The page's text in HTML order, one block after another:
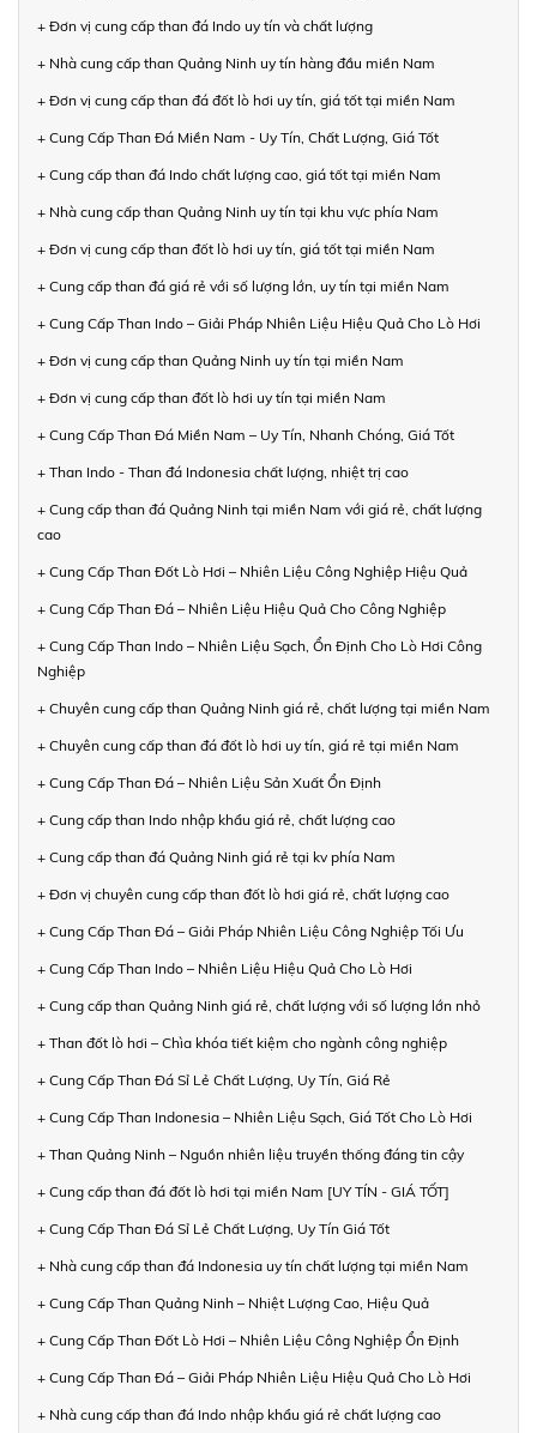
+ Đơn vị cung cấp than đá Indo uy tín và chất lượng
+ Nhà cung cấp than Quảng Ninh uy tín hàng đầu miền Nam
+ Đơn vị cung cấp than đá đốt lò hơi uy tín, giá tốt tại miền Nam
+ Cung Cấp Than Đá Miền Nam - Uy Tín, Chất Lượng, Giá Tốt
+ Cung cấp than đá Indo chất lượng cao, giá tốt tại miền Nam
+ Nhà cung cấp than Quảng Ninh uy tín tại khu vực phía Nam
+ Đơn vị cung cấp than đốt lò hơi uy tín, giá tốt tại miền Nam
+ Cung cấp than đá giá rẻ với số lượng lớn, uy tín tại miền Nam
+ Cung Cấp Than Indo – Giải Pháp Nhiên Liệu Hiệu Quả Cho Lò Hơi
+ Đơn vị cung cấp than Quảng Ninh uy tín tại miền Nam
+ Đơn vị cung cấp than đốt lò hơi uy tín tại miền Nam
+ Cung Cấp Than Đá Miền Nam – Uy Tín, Nhanh Chóng, Giá Tốt
+ Than Indo - Than đá Indonesia chất lượng, nhiệt trị cao
+ Cung cấp than đá Quảng Ninh tại miền Nam với giá rẻ, chất lượng
cao
+ Cung Cấp Than Đốt Lò Hơi – Nhiên Liệu Công Nghiệp Hiệu Quả
+ Cung Cấp Than Đá – Nhiên Liệu Hiệu Quả Cho Công Nghiệp
+ Cung Cấp Than Indo – Nhiên Liệu Sạch, Ổn Định Cho Lò Hơi Công
Nghiệp
+ Chuyên cung cấp than Quảng Ninh giá rẻ, chất lượng tại miền Nam
+ Chuyên cung cấp than đá đốt lò hơi uy tín, giá rẻ tại miền Nam
+ Cung Cấp Than Đá – Nhiên Liệu Sản Xuất Ổn Định
+ Cung cấp than Indo nhập khẩu giá rẻ, chất lượng cao
+ Cung cấp than đá Quảng Ninh giá rẻ tại kv phía Nam
+ Đơn vị chuyên cung cấp than đốt lò hơi giá rẻ, chất lượng cao
+ Cung Cấp Than Đá – Giải Pháp Nhiên Liệu Công Nghiệp Tối Ưu
+ Cung Cấp Than Indo – Nhiên Liệu Hiệu Quả Cho Lò Hơi
+ Cung cấp than Quảng Ninh giá rẻ, chất lượng với số lượng lớn nhỏ
+ Than đốt lò hơi – Chìa khóa tiết kiệm cho ngành công nghiệp
+ Cung Cấp Than Đá Sỉ Lẻ Chất Lượng, Uy Tín, Giá Rẻ
+ Cung Cấp Than Indonesia – Nhiên Liệu Sạch, Giá Tốt Cho Lò Hơi
+ Than Quảng Ninh – Nguồn nhiên liệu truyền thống đáng tin cậy
+ Cung cấp than đá đốt lò hơi tại miền Nam [UY TÍN - GIÁ TỐT]
+ Cung Cấp Than Đá Sỉ Lẻ Chất Lượng, Uy Tín Giá Tốt
+ Nhà cung cấp than đá Indonesia uy tín chất lượng tại miền Nam
+ Cung Cấp Than Quảng Ninh – Nhiệt Lượng Cao, Hiệu Quả
+ Cung Cấp Than Đốt Lò Hơi – Nhiên Liệu Công Nghiệp Ổn Định
+ Cung Cấp Than Đá – Giải Pháp Nhiên Liệu Hiệu Quả Cho Lò Hơi
+ Nhà cung cấp than đá Indo nhập khẩu giá rẻ chất lượng cao